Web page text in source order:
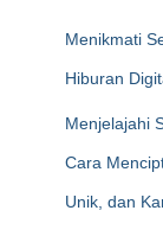
Menikmati
Hiburan
Menjelajahi
Cara
Unik, dan